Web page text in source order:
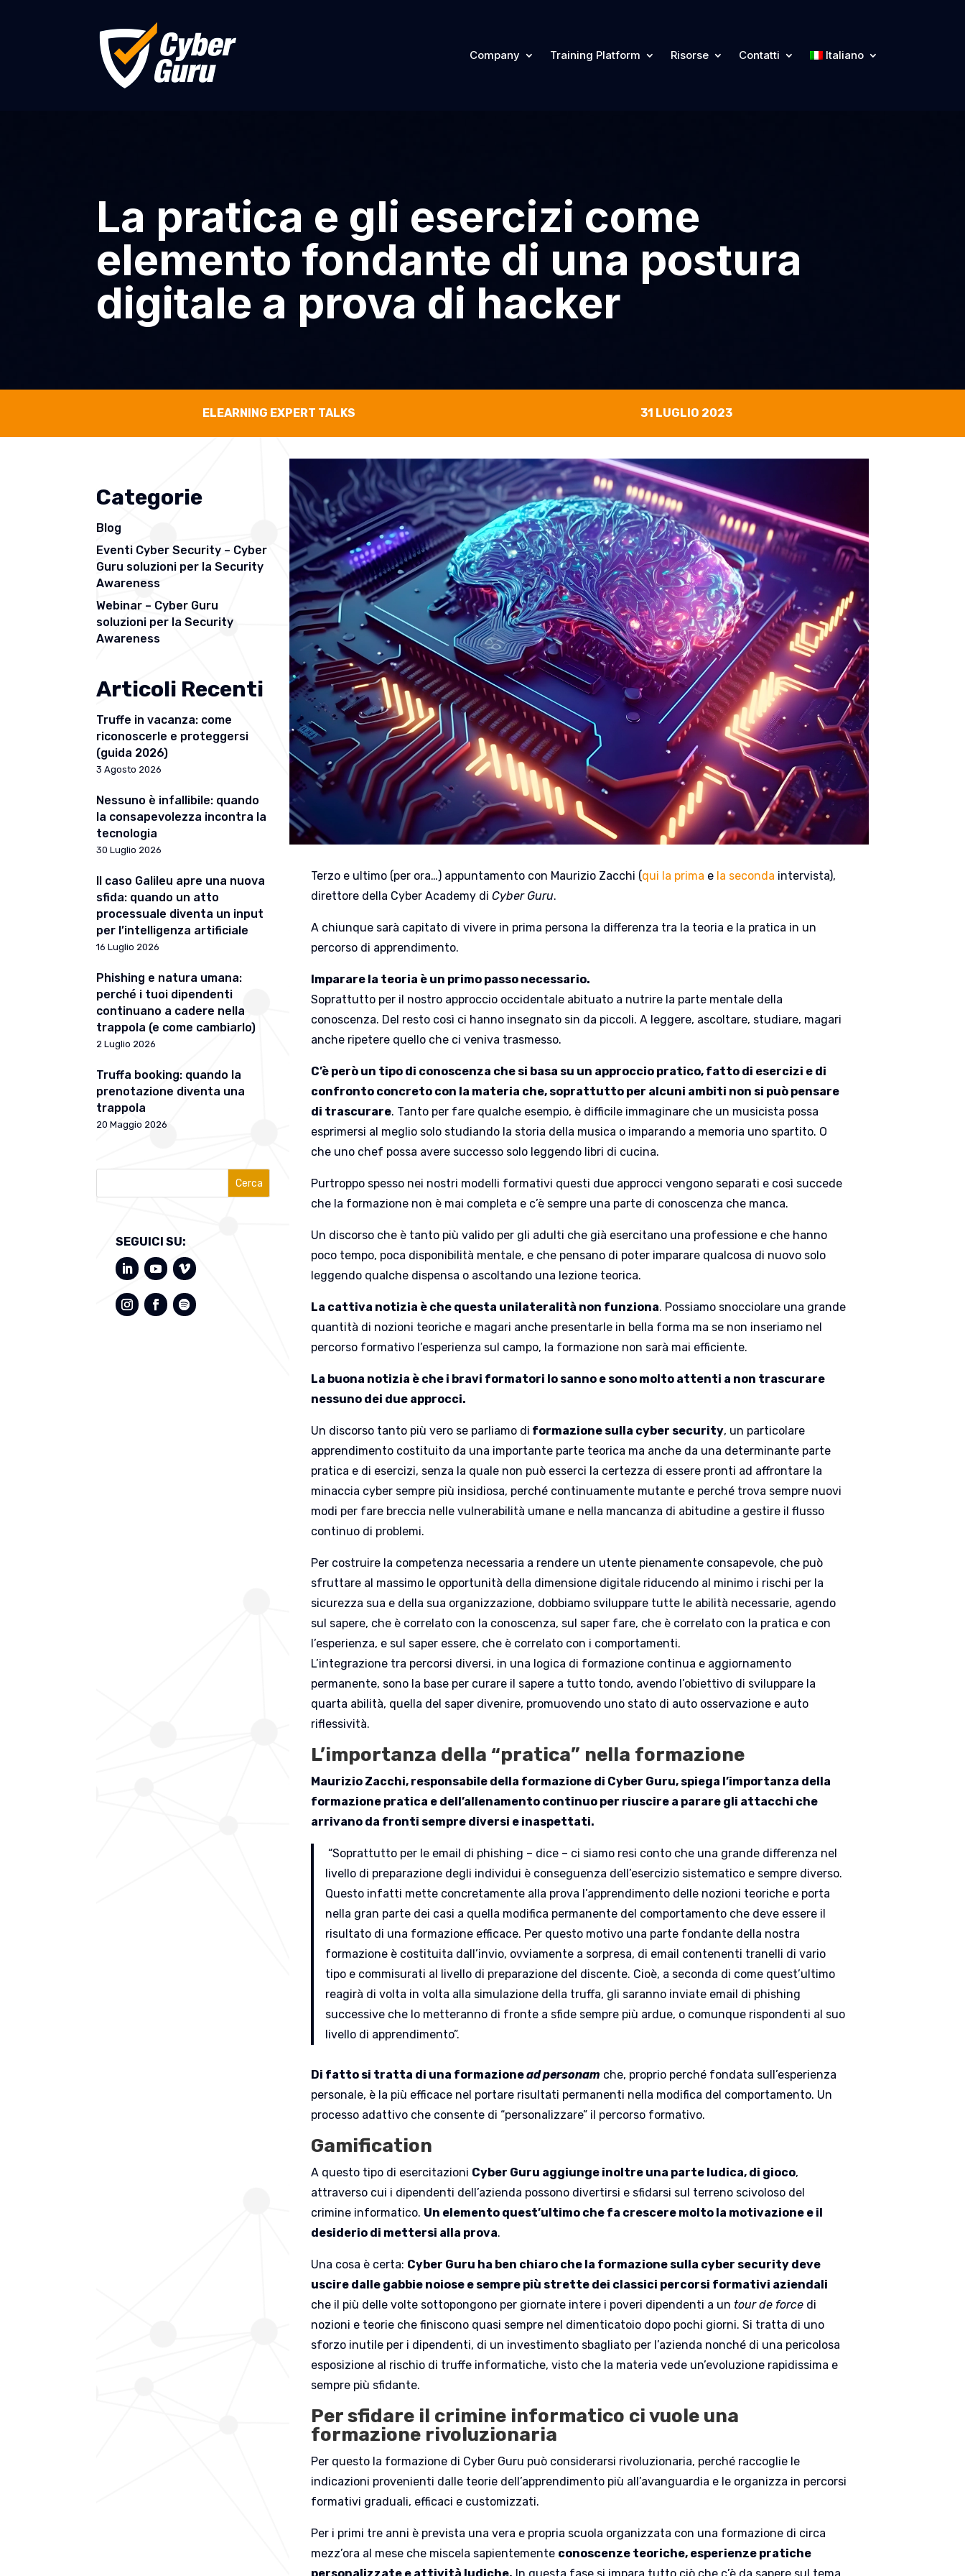
Company Training Platform Risorse Contatti Italiano
La pratica e gli esercizi come
elemento fondante di una postura
digitale a prova di hacker
ELEARNING EXPERT TALKS 31 LUGLIO 2023
Categorie
Blog
Eventi Cyber Security – Cyber
Guru soluzioni per la Security
Awareness
Webinar – Cyber Guru
soluzioni per la Security
Awareness
Articoli Recenti
Truffe in vacanza: come
riconoscerle e proteggersi
(guida 2026)
3 Agosto 2026
Nessuno è infallibile: quando
la consapevolezza incontra la
tecnologia
30 Luglio 2026
Il caso Galileu apre una nuova
sfida: quando un atto
processuale diventa un input
per l’intelligenza artificiale
16 Luglio 2026
Phishing e natura umana:
perché i tuoi dipendenti
continuano a cadere nella
trappola (e come cambiarlo)
2 Luglio 2026
Truffa booking: quando la
prenotazione diventa una
trappola
20 Maggio 2026
Cerca
SEGUICI SU:
Terzo e ultimo (per ora…) appuntamento con Maurizio Zacchi (qui la prima e la seconda intervista),
direttore della Cyber Academy diCyber Guru.
A chiunque sarà capitato di vivere in prima persona la differenza tra la teoria e la pratica in un
percorso di apprendimento.
Imparare la teoria è un primo passo necessario.
Soprattutto per il nostro approccio occidentale abituato a nutrire la parte mentale della
conoscenza. Del resto così ci hanno insegnato sin da piccoli. A leggere, ascoltare, studiare, magari
anche ripetere quello che ci veniva trasmesso.
C’è però un tipo di conoscenza che si basa su un approccio pratico, fatto di esercizi e di
confronto concreto con la materia che, soprattutto per alcuni ambiti non si può pensare
di trascurare. Tanto per fare qualche esempio, è difficile immaginare che un musicista possa
esprimersi al meglio solo studiando la storia della musica o imparando a memoria uno spartito. O
che uno chef possa avere successo solo leggendo libri di cucina.
Purtroppo spesso nei nostri modelli formativi questi due approcci vengono separati e così succede
che la formazione non è mai completa e c’è sempre una parte di conoscenza che manca.
Un discorso che è tanto più valido per gli adulti che già esercitano una professione e che hanno
poco tempo, poca disponibilità mentale, e che pensano di poter imparare qualcosa di nuovo solo
leggendo qualche dispensa o ascoltando una lezione teorica.
La cattiva notizia è che questa unilateralità non funziona. Possiamo snocciolare una grande
quantità di nozioni teoriche e magari anche presentarle in bella forma ma se non inseriamo nel
percorso formativo l’esperienza sul campo, la formazione non sarà mai efficiente.
La buona notizia è che i bravi formatori lo sanno e sono molto attenti a non trascurare
nessuno dei due approcci.
Un discorso tanto più vero se parliamo di formazione sulla cyber security, un particolare
apprendimento costituito da una importante parte teorica ma anche da una determinante parte
pratica e di esercizi, senza la quale non può esserci la certezza di essere pronti ad affrontare la
minaccia cyber sempre più insidiosa, perché continuamente mutante e perché trova sempre nuovi
modi per fare breccia nelle vulnerabilità umane e nella mancanza di abitudine a gestire il flusso
continuo di problemi.
Per costruire la competenza necessaria a rendere un utente pienamente consapevole, che può
sfruttare al massimo le opportunità della dimensione digitale riducendo al minimo i rischi per la
sicurezza sua e della sua organizzazione, dobbiamo sviluppare tutte le abilità necessarie, agendo
sul sapere, che è correlato con la conoscenza, sul saper fare, che è correlato con la pratica e con
l’esperienza, e sul saper essere, che è correlato con i comportamenti.
L’integrazione tra percorsi diversi, in una logica di formazione continua e aggiornamento
permanente, sono la base per curare il sapere a tutto tondo, avendo l’obiettivo di sviluppare la
quarta abilità, quella del saper divenire, promuovendo uno stato di auto osservazione e auto
riflessività.
L’importanza della “pratica” nella formazione
Maurizio Zacchi, responsabile della formazione di Cyber Guru, spiega l’importanza della
formazione pratica e dell’allenamento continuo per riuscire a parare gli attacchi che
arrivano da fronti sempre diversi e inaspettati.
“Soprattutto per le email di phishing – dice – ci siamo resi conto che una grande differenza nel
livello di preparazione degli individui è conseguenza dell’esercizio sistematico e sempre diverso.
Questo infatti mette concretamente alla prova l’apprendimento delle nozioni teoriche e porta
nella gran parte dei casi a quella modifica permanente del comportamento che deve essere il
risultato di una formazione efficace. Per questo motivo una parte fondante della nostra
formazione è costituita dall’invio, ovviamente a sorpresa, di email contenenti tranelli di vario
tipo e commisurati al livello di preparazione del discente. Cioè, a seconda di come quest’ultimo
reagirà di volta in volta alla simulazione della truffa, gli saranno inviate email di phishing
successive che lo metteranno di fronte a sfide sempre più ardue, o comunque rispondenti al suo
livello di apprendimento”.
Di fatto si tratta di una formazionead personam che, proprio perché fondata sull’esperienza
personale, è la più efficace nel portare risultati permanenti nella modifica del comportamento. Un
processo adattivo che consente di “personalizzare” il percorso formativo.
Gamification
A questo tipo di esercitazioni Cyber Guru aggiunge inoltre una parte ludica, di gioco,
attraverso cui i dipendenti dell’azienda possono divertirsi e sfidarsi sul terreno scivoloso del
crimine informatico. Un elemento quest’ultimo che fa crescere molto la motivazione e il
desiderio di mettersi alla prova.
Una cosa è certa: Cyber Guru ha ben chiaro che la formazione sulla cyber security deve
uscire dalle gabbie noiose e sempre più strette dei classici percorsi formativi aziendali
che il più delle volte sottopongono per giornate intere i poveri dipendenti a untour de force di
nozioni e teorie che finiscono quasi sempre nel dimenticatoio dopo pochi giorni. Si tratta di uno
sforzo inutile per i dipendenti, di un investimento sbagliato per l’azienda nonché di una pericolosa
esposizione al rischio di truffe informatiche, visto che la materia vede un’evoluzione rapidissima e
sempre più sfidante.
Per sfidare il crimine informatico ci vuole una
formazione rivoluzionaria
Per questo la formazione di Cyber Guru può considerarsi rivoluzionaria, perché raccoglie le
indicazioni provenienti dalle teorie dell’apprendimento più all’avanguardia e le organizza in percorsi
formativi graduali, efficaci e customizzati.
Per i primi tre anni è prevista una vera e propria scuola organizzata con una formazione di circa
mezz’ora al mese che miscela sapientemente conoscenze teoriche, esperienze pratiche